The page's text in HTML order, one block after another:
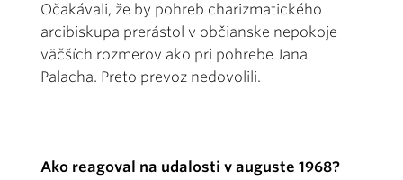
Očakávali, že by pohreb charizmatického
arcibiskupa prerástol v občianske nepokoje
väčších rozmerov ako pri pohrebe Jana
Palacha. Preto prevoz nedovolili.
Ako reagoval na udalosti v auguste 1968?